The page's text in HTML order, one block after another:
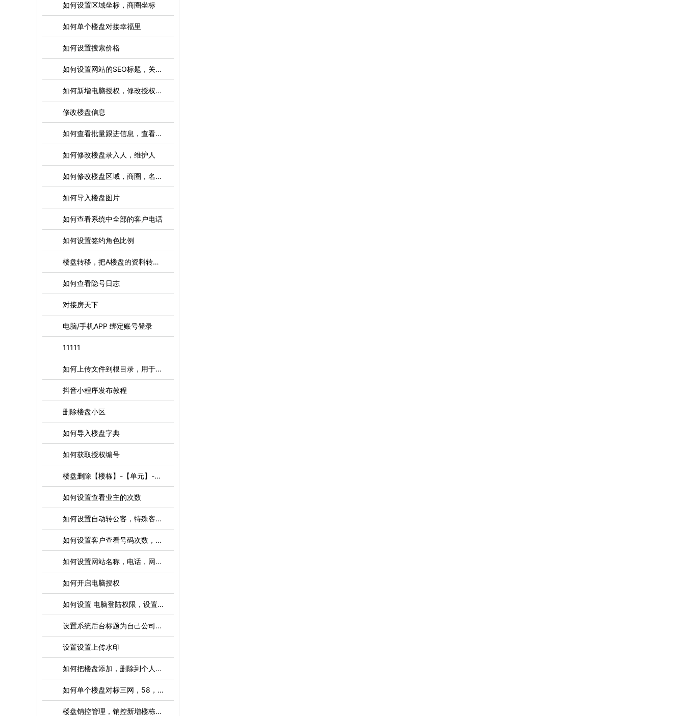
如何设置区域坐标，商圈坐标
如何单个楼盘对接幸福里
如何设置搜索价格
如何设置网站的SEO标题，关键词，描述等
如何新增电脑授权，修改授权，删除授权
修改楼盘信息
如何查看批量跟进信息，查看全部跟进，删除全部跟进
如何修改楼盘录入人，维护人
如何修改楼盘区域，商圈，名称，地址，排序资料等
如何导入楼盘图片
如何查看系统中全部的客户电话
如何设置签约角色比例
楼盘转移，把A楼盘的资料转移到B楼盘
如何查看隐号日志
对接房天下
电脑/手机APP 绑定账号登录
11111
如何上传文件到根目录，用于微信认证，百度认证等文件
抖音小程序发布教程
删除楼盘小区
如何导入楼盘字典
如何获取授权编号
楼盘删除【楼栋】-【单元】-【房号】操作
如何设置查看业主的次数
如何设置自动转公客，特殊客户，开启隐号功能
如何设置客户查看号码次数，隐号次数
如何设置网站名称，电话，网站负责人，邮箱，地址，版权信息，工信备案号，统一代码，公司全称等
如何开启电脑授权
如何设置 电脑登陆权限，设置只能登录本店 或者 本司的电脑
设置系统后台标题为自己公司名称
设置设置上传水印
如何把楼盘添加，删除到个人店铺
如何单个楼盘对标三网，58，安居客
楼盘销控管理，销控新增楼栋，单元，房号